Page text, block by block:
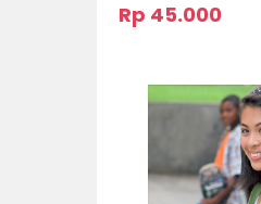
Rp 45.000